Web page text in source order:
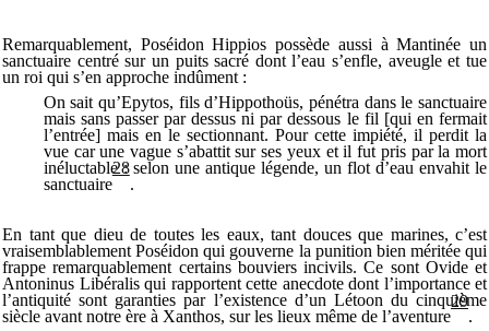
Remarquablement, Poséidon Hippios possède aussi à Mantinée un
sanctuaire centré sur un puits sacré dont l’eau s’enfle, aveugle et tue
un roi qui s’en approche indûment :
On sait qu’Epytos, fils d’Hippothoüs, pénétra dans le sanctuaire
mais sans passer par dessus ni par dessous le fil [qui en fermait
l’entrée] mais en le sectionnant. Pour cette impiété, il perdit la
vue car une vague s’abattit sur ses yeux et il fut pris par la mort
inéluctable : selon une antique légende, un flot d’eau envahit le
sanctuaire
28
.
En tant que dieu de toutes les eaux, tant douces que marines, c’est
vraisemblablement Poséidon qui gouverne la punition bien méritée qui
frappe remarquablement certains bouviers incivils. Ce sont Ovide et
Antoninus Libéralis qui rapportent cette anecdote dont l’importance et
l’antiquité sont garanties par l’existence d’un Létoon du cinquième
siècle avant notre ère à Xanthos, sur les lieux même de l’aventure
29
.